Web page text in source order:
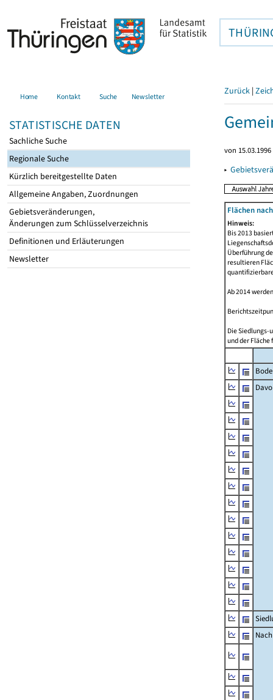
Home Kontakt Suche Newsletter
STATISTISCHE DATEN
Sachliche Suche
Regionale Suche
Kürzlich bereitgestellte Daten
Allgemeine Angaben, Zuordnungen
Gebietsveränderungen,
Änderungen zum Schlüsselverzeichnis
Definitionen und Erläuterungen
Newsletter
Zurück |
von
▸
Flächen
Hinweis:
Bis 2013
Überführung
resultieren
Ab 2014
Die Siedlungs-
und der Fläche